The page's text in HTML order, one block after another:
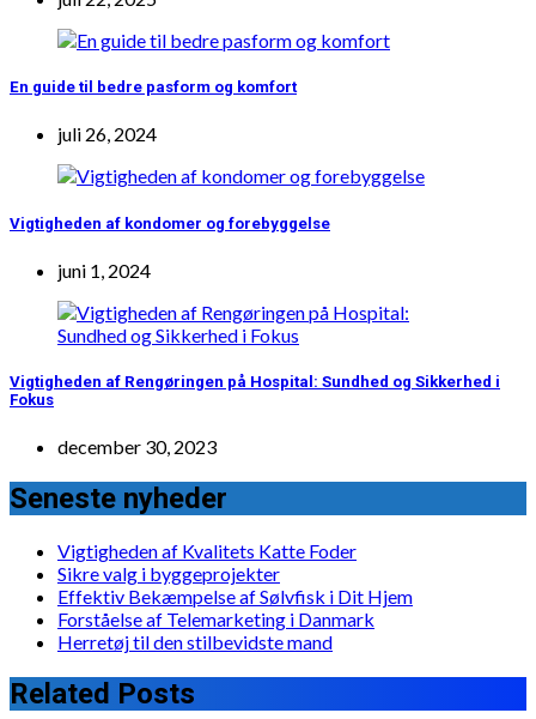
En guide til bedre pasform og komfort
juli 26, 2024
Vigtigheden af kondomer og forebyggelse
juni 1, 2024
Vigtigheden af Rengøringen på Hospital: Sundhed og Sikkerhed i
Fokus
december 30, 2023
Seneste nyheder
Vigtigheden af Kvalitets Katte Foder
Sikre valg i byggeprojekter
Effektiv Bekæmpelse af Sølvfisk i Dit Hjem
Forståelse af Telemarketing i Danmark
Herretøj til den stilbevidste mand
Related Posts